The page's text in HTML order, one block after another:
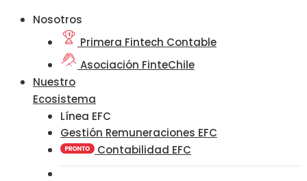
Nosotros
Primera Fintech Contable
Asociación FinteChile
Nuestro
Ecosistema
Línea EFC
Gestión Remuneraciones EFC
Contabilidad EFC